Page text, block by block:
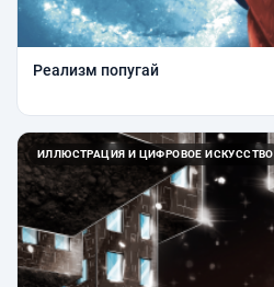
Реализм попугай
ИЛЛЮСТРАЦИЯ И ЦИФРОВОЕ ИСКУССТВО